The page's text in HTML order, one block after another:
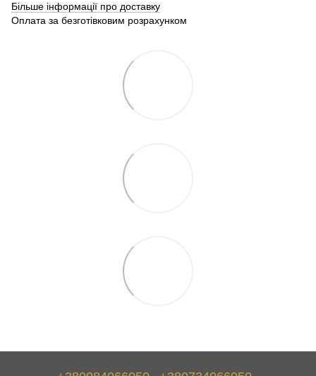
Більше інформації про доставку
Оплата за безготівковим розрахунком